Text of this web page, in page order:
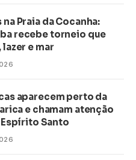
na Praia da Cocanha:
recebe torneio que
e mar
aparecem perto da
e chamam atenção
Santo